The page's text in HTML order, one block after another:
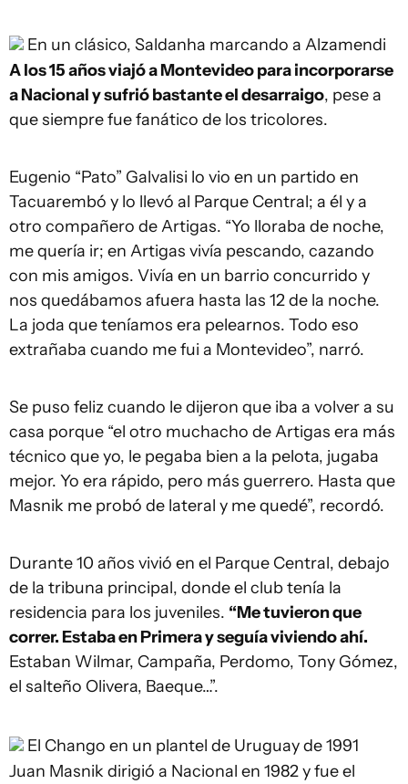
En un clásico, Saldanha marcando a Alzamendi
A los 15 años viajó a Montevideo para incorporarse
a Nacional y sufrió bastante el desarraigo, pese a
que siempre fue fanático de los tricolores.
Eugenio “Pato” Galvalisi lo vio en un partido en
Tacuarembó y lo llevó al Parque Central; a él y a
otro compañero de Artigas. “Yo lloraba de noche,
me quería ir; en Artigas vivía pescando, cazando
con mis amigos. Vivía en un barrio concurrido y
nos quedábamos afuera hasta las 12 de la noche.
La joda que teníamos era pelearnos. Todo eso
extrañaba cuando me fui a Montevideo”, narró.
Se puso feliz cuando le dijeron que iba a volver a su
casa porque “el otro muchacho de Artigas era más
técnico que yo, le pegaba bien a la pelota, jugaba
mejor. Yo era rápido, pero más guerrero. Hasta que
Masnik me probó de lateral y me quedé”, recordó.
Durante 10 años vivió en el Parque Central, debajo
de la tribuna principal, donde el club tenía la
residencia para los juveniles. “Me tuvieron que
correr. Estaba en Primera y seguía viviendo ahí.
Estaban Wilmar, Campaña, Perdomo, Tony Gómez,
el salteño Olivera, Baeque…”.
El Chango en un plantel de Uruguay de 1991
Juan Masnik dirigió a Nacional en 1982 y fue el